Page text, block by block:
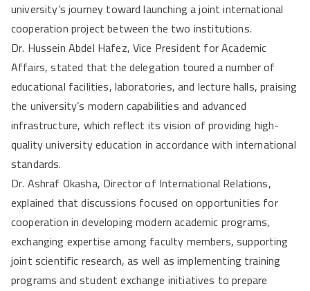
university’s journey toward launching a joint international
cooperation project between the two institutions.
Dr. Hussein Abdel Hafez, Vice President for Academic
Affairs, stated that the delegation toured a number of
educational facilities, laboratories, and lecture halls, praising
the university’s modern capabilities and advanced
infrastructure, which reflect its vision of providing high-
quality university education in accordance with international
standards.
Dr. Ashraf Okasha, Director of International Relations,
explained that discussions focused on opportunities for
cooperation in developing modern academic programs,
exchanging expertise among faculty members, supporting
joint scientific research, as well as implementing training
programs and student exchange initiatives to prepare